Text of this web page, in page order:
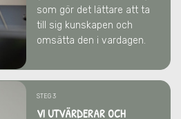
som gör det lättare att ta
till sig kunskapen och
omsätta den i vardagen.
STEG 3
VI UTVÄRDERAR OCH